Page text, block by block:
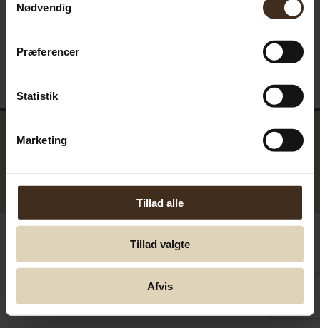
Nødvendig
Præferencer
Statistik
Marketing
Tillad alle
Tillad valgte
Afvis
© Greentools.dk 2017. Alla rättigheter förbehållna.